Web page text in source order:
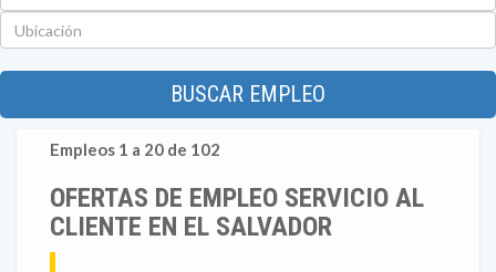
BUSCAR EMPLEO
Empleos 1 a 20 de 102
OFERTAS DE EMPLEO SERVICIO AL
CLIENTE EN EL SALVADOR